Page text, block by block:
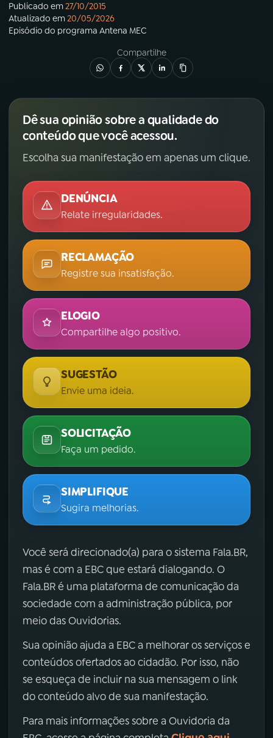
Publicado em27/10/2015
Atualizado em20/05/2026
Episódio do programa Antena MEC
Compartilhe
Dê sua opinião sobre a qualidade do
conteúdo que você acessou.
Escolha sua manifestação em apenas um clique.
DENÚNCIA
Relate irregularidades.
RECLAMAÇÃO
Registre sua insatisfação.
ELOGIO
Compartilhe algo positivo.
SUGESTÃO
Envie uma ideia.
SOLICITAÇÃO
Faça um pedido.
SIMPLIFIQUE
Sugira melhorias.
Você será direcionado(a) para o sistema Fala.BR,
mas é com a EBC que estará dialogando. O
Fala.BR é uma plataforma de comunicação da
sociedade com a administração pública, por
meio das Ouvidorias.
Sua opinião ajuda a EBC a melhorar os serviços e
conteúdos ofertados ao cidadão. Por isso, não
se esqueça de incluir na sua mensagem o link
do conteúdo alvo de sua manifestação.
Para mais informações sobre a Ouvidoria da